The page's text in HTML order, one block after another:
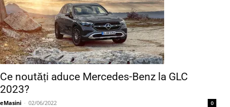
Ce noutăți aduce Mercedes-Benz la GLC
2023?
eMasini - 02/06/2022 0